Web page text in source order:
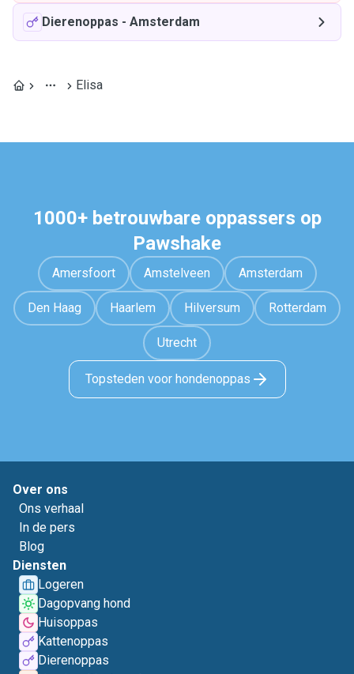
Dierenoppas - Amsterdam
Elisa
1000+ betrouwbare oppassers op
Pawshake
Amersfoort Amstelveen Amsterdam
Den Haag Haarlem Hilversum Rotterdam
Utrecht
Topsteden voor hondenoppas
Over ons
Ons verhaal
In de pers
Blog
Diensten
Logeren
Dagopvang hond
Huisoppas
Kattenoppas
Dierenoppas